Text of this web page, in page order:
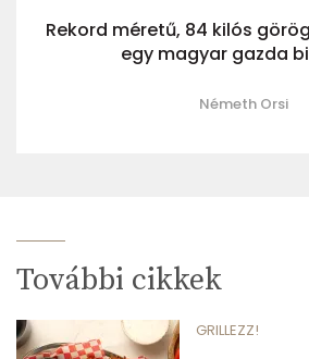
Rekord méretű, 84 kilós
egy magyar gazda
Németh Orsi
További cikkek
GRILLEZZ!